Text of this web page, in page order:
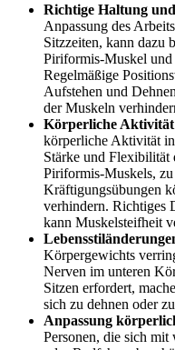
Richtige Haltung
Anpassung des
Sitzzeiten, kann dazu
Piriformis-Muskel und
Regelmäßige
Aufstehen und
der Muskeln
Körperliche
körperliche Aktivität
Stärke und Flexibilität
Piriformis-Muskels,
Kräftigungsübungen
verhindern. Richtiges
kann Muskelsteifheit
Körpergewichts
Nerven im unteren
Sitzen erfordert,
sich zu dehnen oder
Anpassung
Personen, die sich